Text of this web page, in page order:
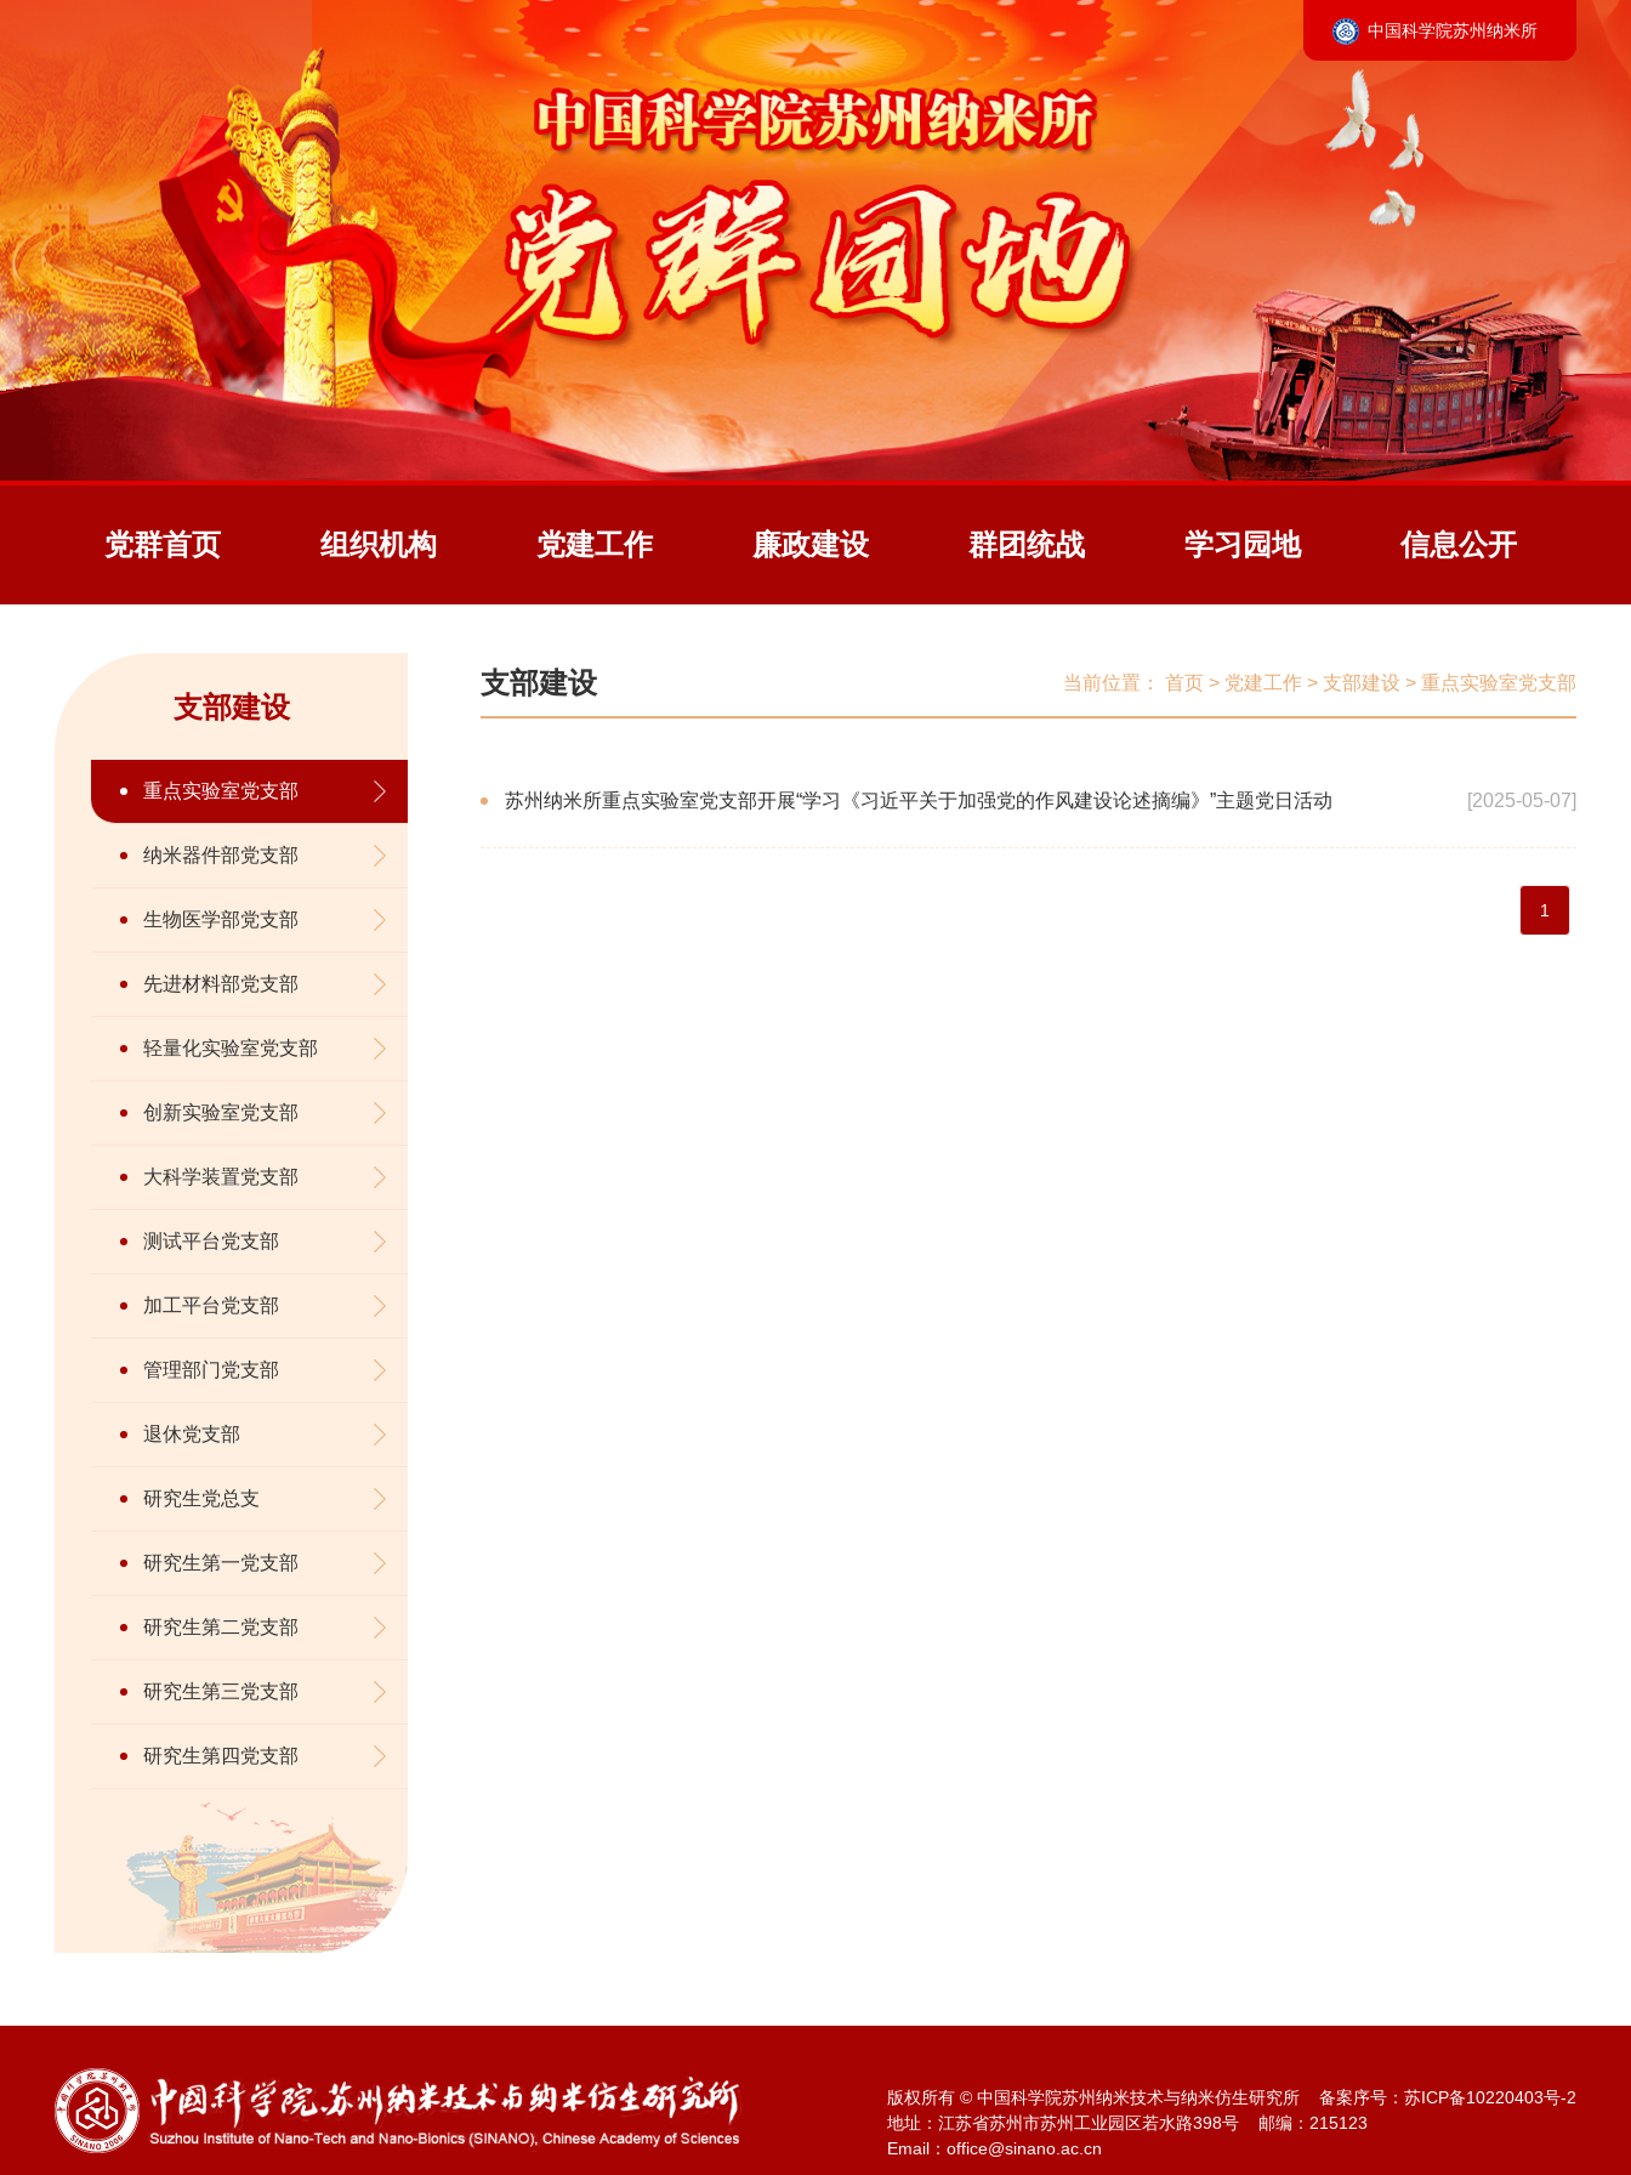
中国科学院苏州纳米所
党群首页 组织机构 党建工作 廉政建设 群团统战 学习园地 信息公开
支部建设
重点实验室党支部
纳米器件部党支部
生物医学部党支部
先进材料部党支部
轻量化实验室党支部
创新实验室党支部
大科学装置党支部
测试平台党支部
加工平台党支部
管理部门党支部
退休党支部
研究生党总支
研究生第一党支部
研究生第二党支部
研究生第三党支部
研究生第四党支部
支部建设 当前位置： 首页 > 党建工作 > 支部建设 > 重点实验室党支部
苏州纳米所重点实验室党支部开展“学习《习近平关于加强党的作风建设论述摘编》”主题党日活动 [2025-05-07]
1
版权所有 © 中国科学院苏州纳米技术与纳米仿生研究所 备案序号： 苏ICP备10220403号-2
地址：江苏省苏州市苏州工业园区若水路398号 邮编：215123
Email：office@sinano.ac.cn